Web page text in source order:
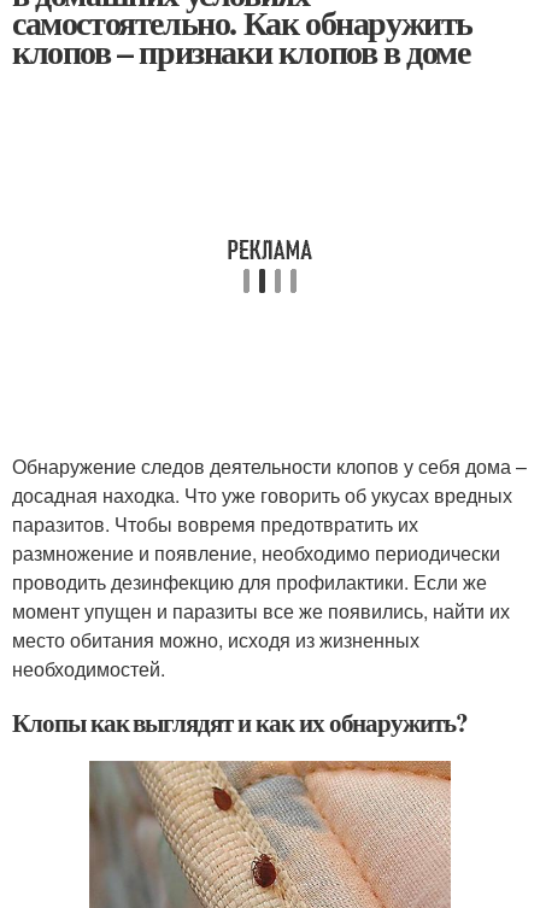
самостоятельно. Как обнаружить
клопов – признаки клопов в доме
Обнаружение следов деятельности клопов у себя дома –
досадная находка. Что уже говорить об укусах вредных
паразитов. Чтобы вовремя предотвратить их
размножение и появление, необходимо периодически
проводить дезинфекцию для профилактики. Если же
момент упущен и паразиты все же появились, найти их
место обитания можно, исходя из жизненных
необходимостей.
Клопы как выглядят и как их обнаружить?